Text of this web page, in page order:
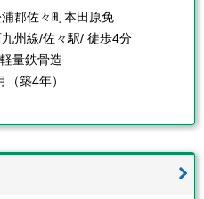
郡佐々町本田原免
州線/佐々駅/ 徒歩4分
量鉄骨造
築4年）